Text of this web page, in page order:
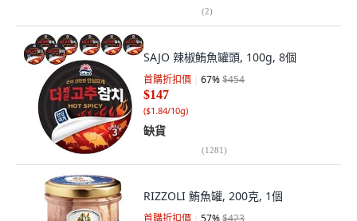
(2)
SAJO 辣椒鮪魚罐頭, 100g, 8個
首購折扣價 67%$454
$147
($1.84/10g)
缺貨
(1281)
RIZZOLI 鮪魚罐, 200克, 1個
首購折扣價 57%$423